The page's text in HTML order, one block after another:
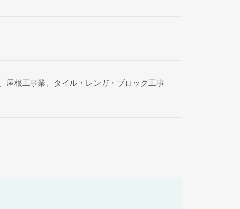
屋根工事業、タイル・レンガ・ブロック工事